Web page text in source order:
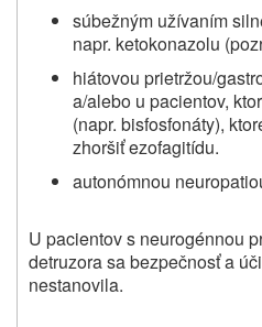
súbežným užívaním
napr. ketokonazolu
hiátovou prietržou/
a/alebo u pacientov,
(napr. bisfosfonáty),
zhoršiť ezofagitídu.
autonómnou
U pacientov s neurogénnou
detruzora sa bezpečnosť a
nestanovila.